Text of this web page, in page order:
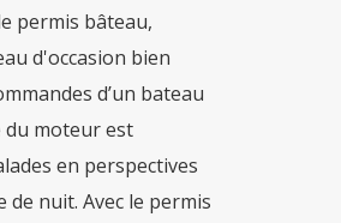
permis bâteau,
d'occasion bien
d’un bateau
du moteur est
en perspectives
nuit. Avec le permis